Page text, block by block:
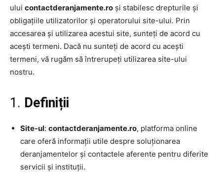
ului contactderanjamente.ro și stabilesc drepturile și
obligațiile utilizatorilor și operatorului site-ului. Prin
accesarea și utilizarea acestui site, sunteți de acord cu
acești termeni. Dacă nu sunteți de acord cu acești
termeni, vă rugăm să întrerupeți utilizarea site-ului
nostru.
1. Definiții
Site-ul: contactderanjamente.ro, platforma online
care oferă informații utile despre soluționarea
deranjamentelor și contactele aferente pentru diferite
servicii și instituții.